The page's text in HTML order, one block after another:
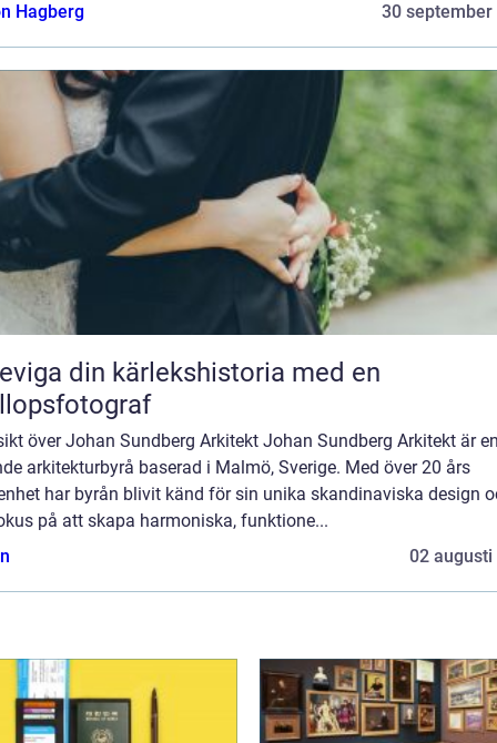
Hagberg
30 september
din kärlekshistoria med en
över Johan Sundberg Arkitekt Johan Sundberg Arkitekt är
arkitekturbyrå baserad i Malmö, Sverige. Med över 20 års
har byrån blivit känd för sin unika skandinaviska design
på att skapa harmoniska, funktione...
02 augusti